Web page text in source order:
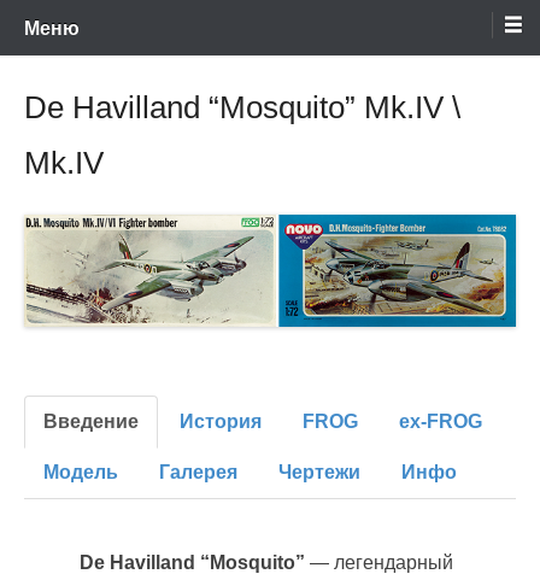
Перейти
Ретро-Модели.Ру
Энциклопедия отечественных и зарубежных сборных моделей
времен СССР и постсоветского периода. Проект участников сайтов
Меню
De Havilland “Mosquito” Mk.IV \
Mk.IV
Введение История FROG ex-FROG
Модель Галерея Чертежи Инфо
De Havilland “Mosquito” — легендарный